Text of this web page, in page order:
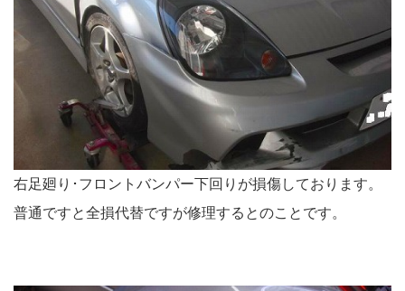
右足廻り･フロントバンパー下回りが損傷しております。
普通ですと全損代替ですが修理するとのことです。